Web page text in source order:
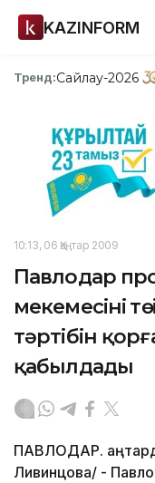
KAZINFORM
Тренд:Сайлау-2026
10:13, 06 Қаңтар 2009
Павлодар
мекемесінің
тәртібін
қабылдады
ПАВЛОДАР.
Ливинцова/ -